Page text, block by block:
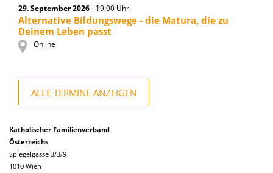
29. September 2026- 19:00 Uhr
Alternative Bildungswege - die Matura, die zu
Deinem Leben passt
Online
ALLE TERMINE ANZEIGEN
Katholischer Familienverband
Österreichs
Spiegelgasse 3/3/9
1010 Wien